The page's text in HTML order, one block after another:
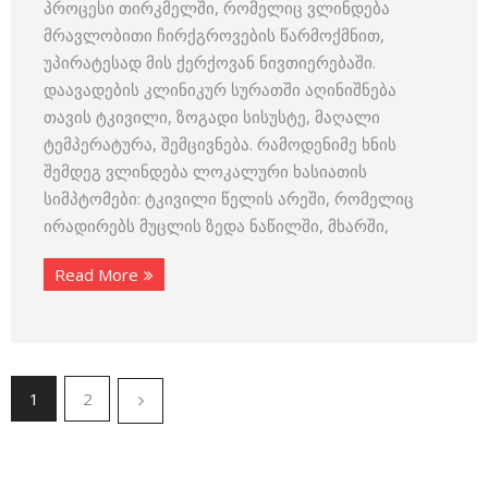
პროცესი თირკმელში, რომელიც ვლინდება
მრავლობითი ჩირქგროვების წარმოქმნით,
უპირატესად მის ქერქოვან ნივთიერებაში.
დაავადების კლინიკურ სურათში აღინიშნება
თავის ტკივილი, ზოგადი სისუსტე, მაღალი
ტემპერატურა, შემცივნება. რამოდენიმე ხნის
შემდეგ ვლინდება ლოკალური ხასიათის
სიმპტომები: ტკივილი წელის არეში, რომელიც
ირადირებს მუცლის ზედა ნაწილში, მხარში,
Read More
1 2